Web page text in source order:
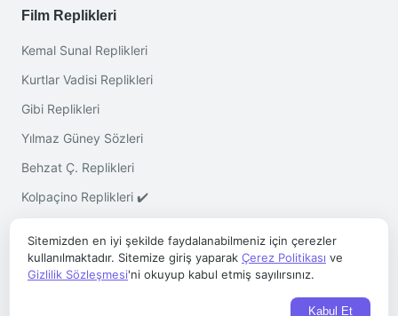
Film Replikleri
Kemal Sunal Replikleri
Kurtlar Vadisi Replikleri
Gibi Replikleri
Yılmaz Güney Sözleri
Behzat Ç. Replikleri
Kolpaçino Replikleri ✔️
- Her Hakkı Saklıdır
Sitemizden en iyi şekilde faydalanabilmeniz için çerezler
kullanılmaktadır. Sitemize giriş yaparak Çerez Politikası ve
Gizlilik Sözleşmesi'ni okuyup kabul etmiş sayılırsınız.
Kabul Et